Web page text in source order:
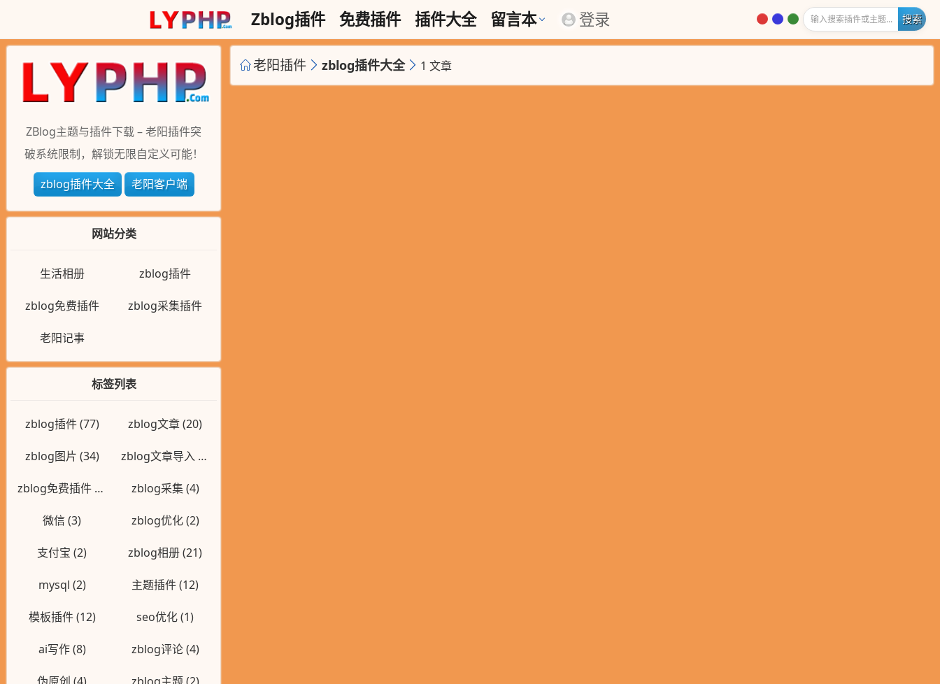
Zblog插件 免费插件 插件大全 留言本 登录 老阳插件站内搜索插件或主题...
老阳插件 zblog插件大全 1 文章
ZBlog主题与插件下载 – 老阳插件突
破系统限制，解锁无限自定义可能！
zblog插件大全
老阳客户端
网站分类
生活相册 zblog插件
zblog免费插件 zblog采集插件
老阳记事
标签列表
zblog插件(77) zblog文章(20)
zblog图片 (34) zblog文章导入(2)
zblog免费插件 zblog采集(4)
微信(3) zblog优化(2)
支付宝 (2) zblog相册(21)
mysql (2) 主题插件(12)
模板插件(12) seo优化(1)
ai写作(8) zblog评论(4)